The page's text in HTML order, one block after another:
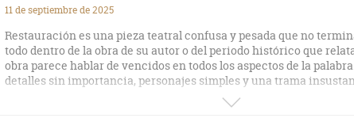
11 de septiembre de 2025
Restauración es una pieza teatral confusa y pesada que no
todo dentro de la obra de su autor o del periodo histórico que
obra parece hablar de vencidos en todos los aspectos de la
detalles sin importancia, personajes simples y una trama
El autor de tamaña proeza literaria es Eduardo Mendoza, célebre